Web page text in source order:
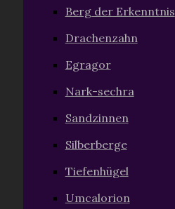
Berg der Erkenntnis
Drachenzahn
Egragor
Nark-sechra
Sandzinnen
Silberberge
Tiefenhügel
Umcalorion